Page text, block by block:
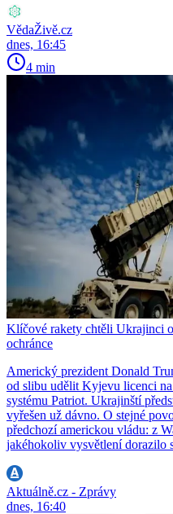
VědaŽivě.cz
dnes, 16:45
4 min
Klíčové rakety chtěli Ukrajinci
ochránce
Americký prezident Donald
od slibu udělit Kyjevu licenci
systému Patriot. Ukrajinští
vyřešen už dávno. O stejné
předchozí americkou vládu: z
jakéhokoliv vysvětlení dorazilo
Aktuálně.cz - Zprávy
dnes, 16:40